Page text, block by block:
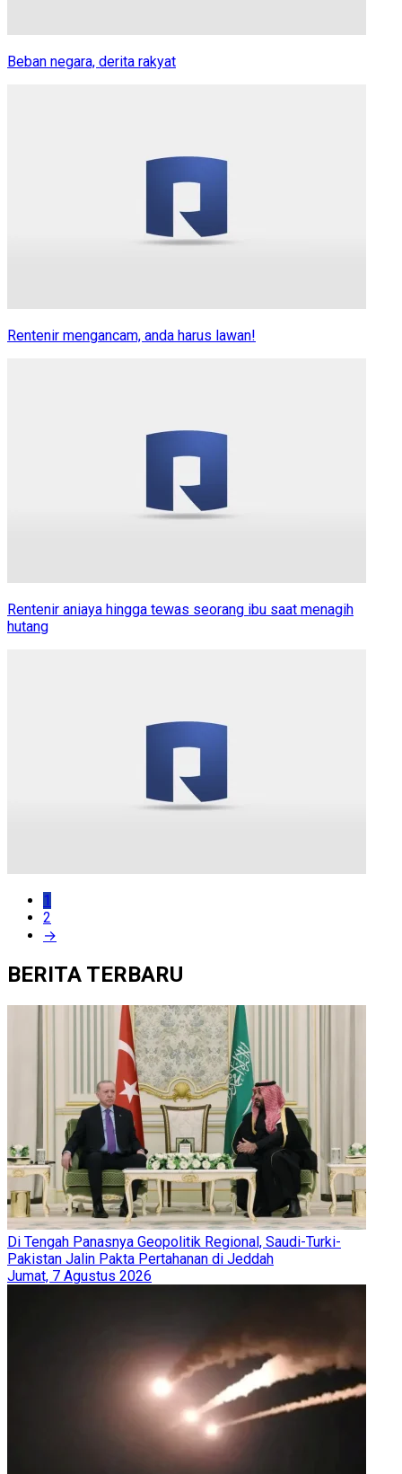
Beban negara, derita rakyat
Rentenir mengancam, anda harus lawan!
Rentenir aniaya hingga tewas seorang ibu saat menagih
hutang
1
2
→
BERITA TERBARU
Di Tengah Panasnya Geopolitik Regional, Saudi-Turki-
Pakistan Jalin Pakta Pertahanan di Jeddah
Jumat, 7 Agustus 2026